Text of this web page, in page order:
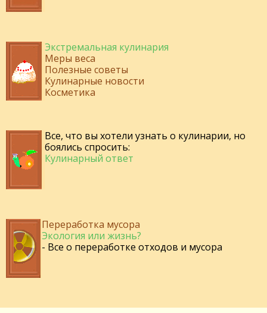
Экстремальная кулинария
Меры веса
Полезные советы
Кулинарные новости
Косметика
Все, что вы хотели узнать о кулинарии, но
боялись спросить:
Кулинарный ответ
Переработка мусора
Экология или жизнь?
- Все о переработке отходов и мусора